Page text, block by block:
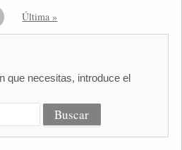
Última »
que necesitas, introduce el